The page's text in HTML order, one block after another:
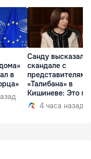
в
Санду
скандале с
представителями
«Талибана» в
Кишиневе: Это
4 часа назад